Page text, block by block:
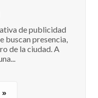
de publicidad
buscan presencia,
de la ciudad. A
»